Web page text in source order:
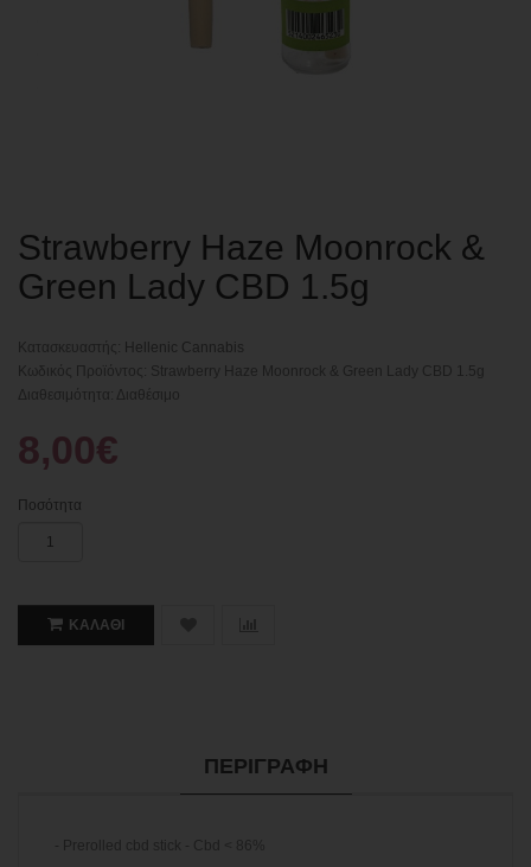
Strawberry Haze Moonrock &
Green Lady CBD 1.5g
Κατασκευαστής:
Hellenic Cannabis
Κωδικός Προϊόντος: Strawberry Haze Moonrock & Green Lady CBD 1.5g
Διαθεσιμότητα: Διαθέσιμο
8,00€
Ποσότητα
ΚΑΛΆΘΙ
ΠΕΡΙΓΡΑΦΉ
- Prerolled cbd stick - Cbd < 86%